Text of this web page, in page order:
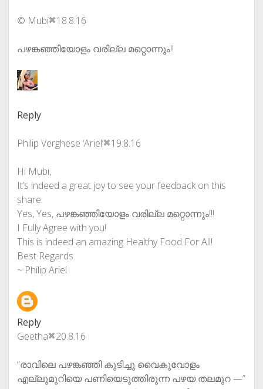
© Mubi 18.8.16
പഴങ്കഞ്ഞിയോളം വരില്ല മറ്റൊന്നും!!
Reply
Philip Verghese ‘Ariel’ 19.8.16
Hi Mubi,
It’s indeed a great joy to see your feedback on this
share:
Yes, Yes, പഴങ്കഞ്ഞിയോളം വരില്ല മറ്റൊന്നും!!!
I Fully Agree with you!
This is indeed an amazing Healthy Food For All!
Best Regards
~ Philip Ariel
Reply
Geetha
20.8.16
“രാവിലെ പഴങ്കഞ്ഞി കുടിച്ചു വൈകുവോളം
എല്ലുമുറിയെ പണിയെടുത്തിരുന്ന പഴയ തലമുറ —”